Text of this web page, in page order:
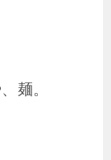
麺。